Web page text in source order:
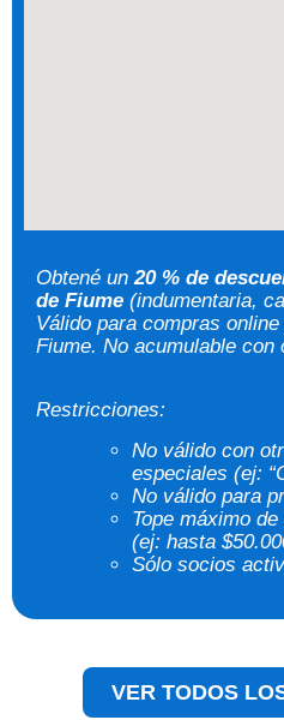
Obtené un 20 % de
de Fiume (indumentaria,
Válido para compras
Fiume. No acumulable con
Restricciones:
No válido con
especiales (ej:
No válido para
Tope máximo
(ej: hasta
Sólo socios
VER TODOS